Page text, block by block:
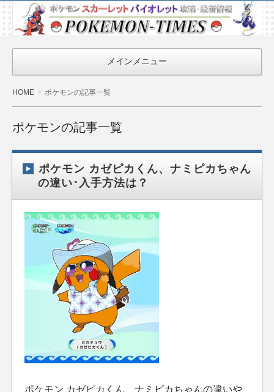
ポケモン最新
情報まとめ
『POKEMON-
TIMES』
メインメニュー
HOME ポケモンの記事一覧
ポケモンの記事一覧
ポケモン カゼピカくん、ナミピカちゃん
の違い･入手方法は？
ポケモン カゼピカくん、ナミピカちゃんの違いや